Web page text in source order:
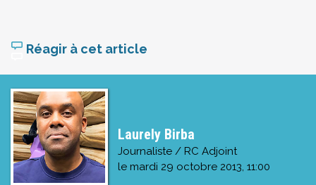
Réagir à cet article
Laurely Birba
Journaliste / RC Adjoint
le mardi 29 octobre 2013, 11:00